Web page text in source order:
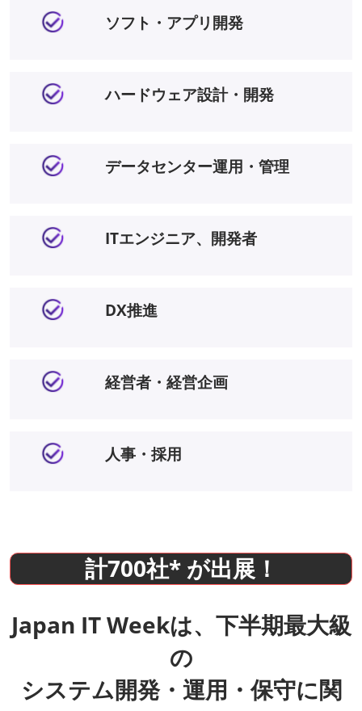
ソフト・アプリ開発
ハードウェア設計・開発
データセンター運用・管理
ITエンジニア、開発者
DX推進
経営者・経営企画
人事・採用
計700社* が出展！
Japan IT Weekは、下半期最大級
の
システム開発・運用・保守に関